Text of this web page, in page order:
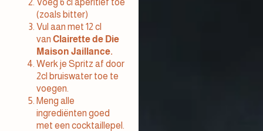
Voeg 6 cl aperitief toe
(zoals bitter)
Vul aan met 12 cl
van Clairette de Die
Maison Jaillance.
Werk je Spritz af door
2cl bruiswater toe te
voegen.
Meng alle
ingrediënten goed
met een cocktaillepel.